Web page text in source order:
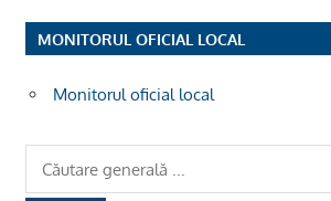
MONITORUL OFICIAL LOCAL
Monitorul oficial local